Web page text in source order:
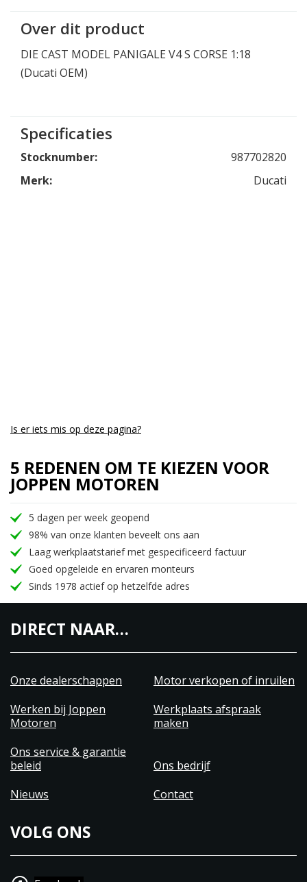
Over dit product
DIE CAST MODEL PANIGALE V4 S CORSE 1:18
(Ducati OEM)
Specificaties
Stocknumber:
987702820
Merk:
Ducati
Is er iets mis op deze pagina?
5 REDENEN OM TE KIEZEN VOOR
JOPPEN MOTOREN
5 dagen per week geopend
98% van onze klanten beveelt ons aan
Laag werkplaatstarief met gespecificeerd factuur
Goed opgeleide en ervaren monteurs
Sinds 1978 actief op hetzelfde adres
DIRECT NAAR…
Onze dealerschappen
Motor verkopen of inruilen
Werken bij Joppen
Motoren
Werkplaats afspraak
maken
Ons service & garantie
beleid
Ons bedrijf
Nieuws
Contact
VOLG ONS